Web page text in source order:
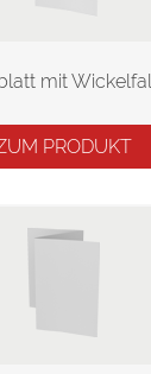
mit
PRODUKT